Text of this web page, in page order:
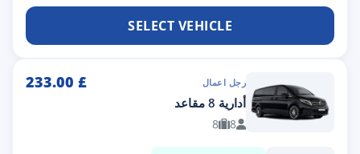
SELECT VEHICLE
رجل اعمال £
233.00
أدارية 8 مقاعد
8
8